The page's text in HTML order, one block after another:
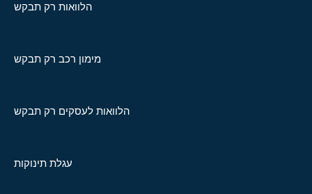
הלוואות רק תבקש
מימון רכב רק תבקש
הלוואות לעסקים רק תבקש
עגלת תינוקות